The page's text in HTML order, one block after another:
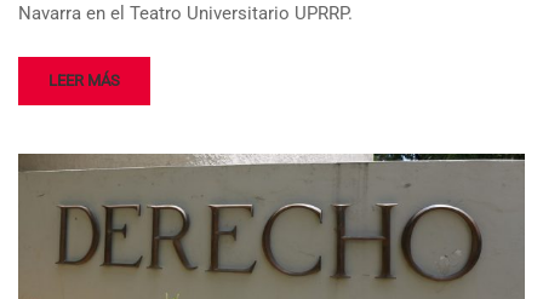
Navarra en el Teatro Universitario UPR­RP.
LEER MÁS